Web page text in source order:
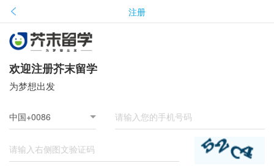
注册
欢迎注册芥末留学
为梦想出发